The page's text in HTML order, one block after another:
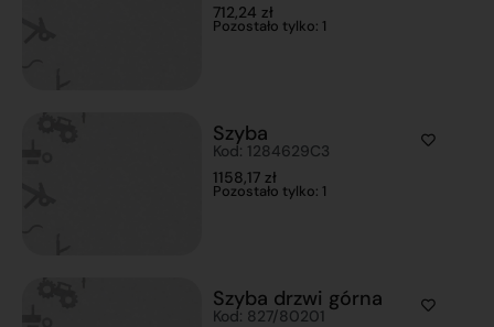
712,24 zł
Pozostało tylko: 1
Szyba
Kod: 1284629C3
1158,17 zł
Pozostało tylko: 1
Szyba drzwi górna
Kod: 827/80201